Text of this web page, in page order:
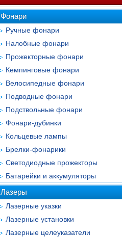
Фонари
Ручные фонари
Налобные фонари
Прожекторные фонари
Кемпинговые фонари
Велосипедные фонари
Подводные фонари
Подствольные фонари
Фонари-дубинки
Кольцевые лампы
Брелки-фонарики
Светодиодные прожекторы
Батарейки и аккумуляторы
Лазеры
Лазерные указки
Лазерные установки
Лазерные целеуказатели